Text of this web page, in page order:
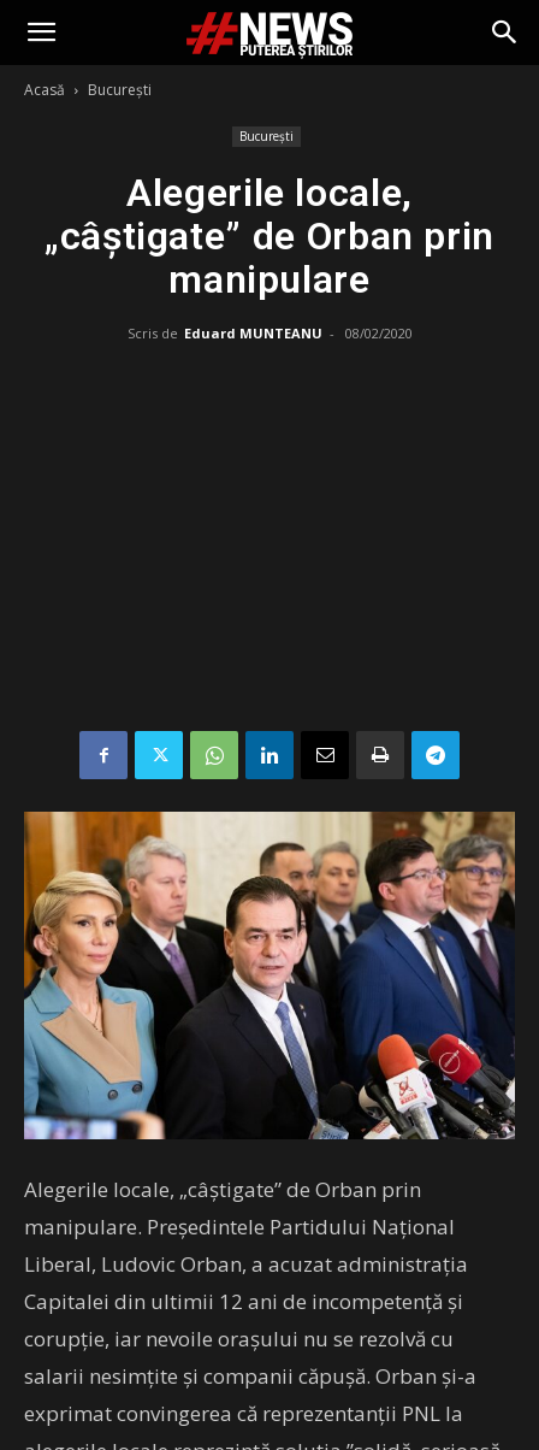
Acasă București
București
Alegerile locale,
„câștigate” de Orban prin
manipulare
Scris de Eduard MUNTEANU - 08/02/2020
Alegerile locale, „câștigate” de Orban prin
manipulare. Preşedintele Partidului Naţional
Liberal, Ludovic Orban, a acuzat administraţia
Capitalei din ultimii 12 ani de incompetenţă şi
corupție, iar nevoile orașului nu se rezolvă cu
salarii nesimțite și companii căpușă. Orban și-a
exprimat convingerea că reprezentanţii PNL la